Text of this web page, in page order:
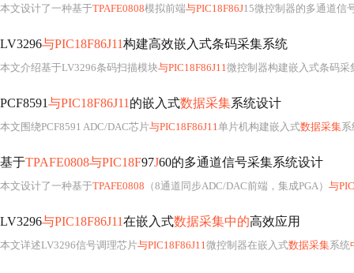
本文设计了一种基于TPAFE0808模拟前端与PIC18F86J15微控制器的多通道信号采集系统，支持8通道差分输入、24位Σ-Δ ADC
LV3296与PIC18F86J11构建高效嵌入式条码采集系统
本文介绍基于LV3296条码扫描模块与PIC18F86J11微控制器构建嵌入式条码采集系统的完整方案。重点涵盖UART通信配置（9600bps、STX/ETX帧格式）、抗干扰设计（终端
PCF8591与PIC18F86J11 的嵌入式数据采集系统设计
本文围绕PCF8591 ADC/DAC芯片与PIC18F86J11单片机构建嵌入式数据采集系统展开
基于TPAFE0808与PIC18F97J60的多通道信号采集系统设计
本文设计了一种基于TPAFE0808 （8通道同步ADC/DAC前端，集成PGA） 与
LV3296与PIC18F86J11在嵌入式数据采集中的高效应用
本文详述LV3296信号调理芯片与PIC18F86J11微控制器在嵌入式数据采集系统